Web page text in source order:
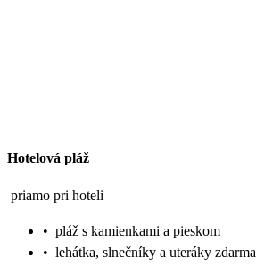
Hotelová pláž
priamo pri hoteli
• pláž s kamienkami a pieskom
• lehátka, slnečníky a uteráky zdarma